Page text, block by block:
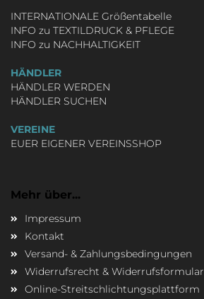
INTERNATIONALE Größentabelle
INFO zu TEXTILDRUCK & PFLEGE
INFO zu NACHHALTIGKEIT
HÄNDLER
HÄNDLER WERDEN
HÄNDLER SUCHEN
VEREINE
EUER EIGENER VEREINSSHOP
Mehr über...
Impressum
Kontakt
Versand- & Zahlungsbedingungen
Widerrufsrecht & Widerrufsformular
Online-Streitschlichtungsplattform